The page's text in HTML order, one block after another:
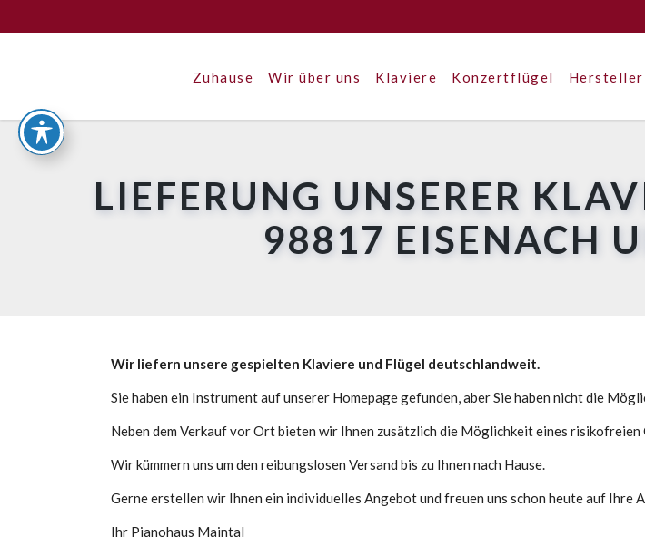
Zuhause Wir über uns Klaviere Konzertflügel Hersteller
LIEFERUNG UNSERER
98817 EISENACH
Wir liefern unsere gespielten Klaviere und Flügel deutschlandweit.
Sie haben ein Instrument auf unserer Homepage gefunden, aber Sie haben nicht die
Neben dem Verkauf vor Ort bieten wir Ihnen zusätzlich die Möglichkeit eines risikofreien
Wir kümmern uns um den reibungslosen Versand bis zu Ihnen nach Hause.
Gerne erstellen wir Ihnen ein individuelles Angebot und freuen uns schon heute auf Ihre
Ihr Pianohaus Maintal